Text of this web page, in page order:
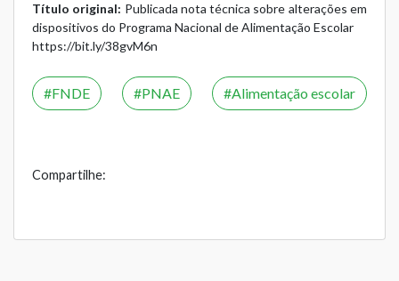
Título original: Publicada nota técnica sobre alterações em
dispositivos do Programa Nacional de Alimentação Escolar
https://bit.ly/38gvM6n
FNDE PNAE Alimentação escolar
Compartilhe: